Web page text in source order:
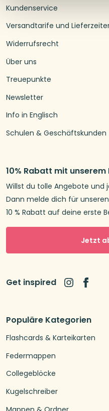
Populäre Kategorien
Flashcards & Karteikarten
Federmappen
Collegeblöcke
Kugelschreiber
Kundenservice
Versandtarife und
Widerrufsrecht
Über uns
Treuepunkte
Newsletter
Info in Englisch
Schulen & Geschäftskunden
10% Rabatt mit
Willst du tolle Angebote und
Dann melde dich für
10 % Rabatt auf deine erste
Jetzt
Get inspired